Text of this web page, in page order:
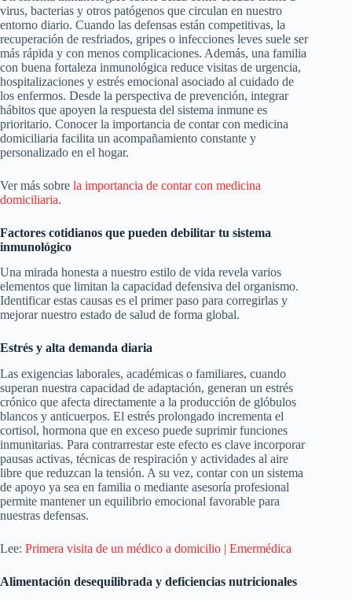
virus, bacterias y otros patógenos que circulan en nuestro
entorno diario. Cuando las defensas están competitivas, la
recuperación de resfriados, gripes o infecciones leves suele ser
más rápida y con menos complicaciones. Además, una familia
con buena fortaleza inmunológica reduce visitas de urgencia,
hospitalizaciones y estrés emocional asociado al cuidado de
los enfermos. Desde la perspectiva de prevención, integrar
hábitos que apoyen la respuesta del sistema inmune es
prioritario. Conocer la importancia de contar con medicina
domiciliaria facilita un acompañamiento constante y
personalizado en el hogar.
Ver más sobre la importancia de contar con medicina
domiciliaria.
Factores cotidianos que pueden debilitar tu sistema
inmunológico
Una mirada honesta a nuestro estilo de vida revela varios
elementos que limitan la capacidad defensiva del organismo.
Identificar estas causas es el primer paso para corregirlas y
mejorar nuestro estado de salud de forma global.
Estrés y alta demanda diaria
Las exigencias laborales, académicas o familiares, cuando
superan nuestra capacidad de adaptación, generan un estrés
crónico que afecta directamente a la producción de glóbulos
blancos y anticuerpos. El estrés prolongado incrementa el
cortisol, hormona que en exceso puede suprimir funciones
inmunitarias. Para contrarrestar este efecto es clave incorporar
pausas activas, técnicas de respiración y actividades al aire
libre que reduzcan la tensión. A su vez, contar con un sistema
de apoyo ya sea en familia o mediante asesoría profesional
permite mantener un equilibrio emocional favorable para
nuestras defensas.
Lee: Primera visita de un médico a domicilio | Emermédica
Alimentación desequilibrada y deficiencias nutricionales